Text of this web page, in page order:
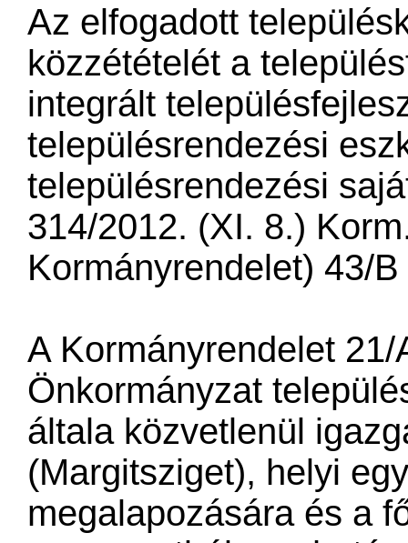
Az elfogadott
közzétételét a
integrált
településrendezési
településrendezési
314/2012. (XI. 8.)
Kormányrendelet) 43/
A Kormányrendelet
Önkormányzat
általa közvetlenül
(Margitsziget), helyi
megalapozására és a